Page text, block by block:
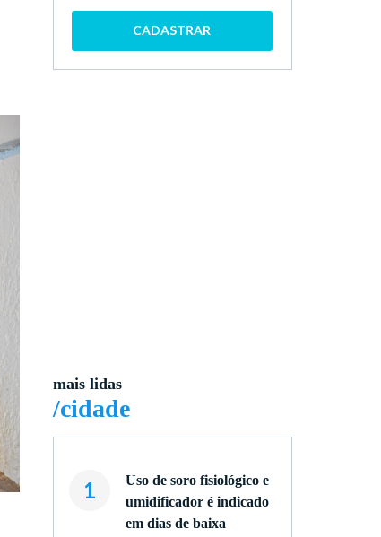
CADASTRAR
mais lidas
/cidade
1
Uso de soro fisiológico e
umidificador é indicado
em dias de baixa